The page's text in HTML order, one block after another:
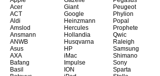
Acer
ACT
Aldi
Amslod
Ansmann
ANWB
Asus
AXA
Bafang
Basil
Giant
Google
Heinzmann
Hercules
Hollandia
Husqvarna
HP
iMac
Impulse
ION
Peugeot
Phylion
Popal
Prophete
Qwic
Raleigh
Samsung
Shimano
Sony
Sparta